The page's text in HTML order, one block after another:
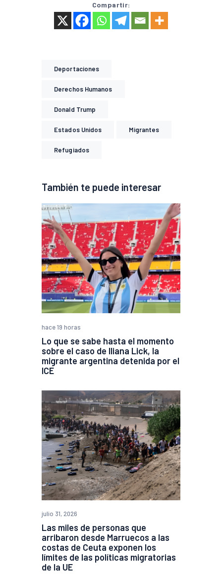
Compartir:
Deportaciones
Derechos Humanos
Donald Trump
Estados Unidos Migrantes
Refugiados
También te puede interesar
hace 19 horas
Lo que se sabe hasta el momento
sobre el caso de Iliana Lick, la
migrante argentina detenida por el
ICE
julio 31, 2026
Las miles de personas que
arribaron desde Marruecos a las
costas de Ceuta exponen los
límites de las políticas migratorias
de la UE